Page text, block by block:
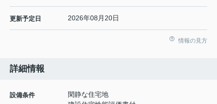
更新予定日 2026年08月20日
情報の見方
詳細情報
設備条件
閑静な住宅地